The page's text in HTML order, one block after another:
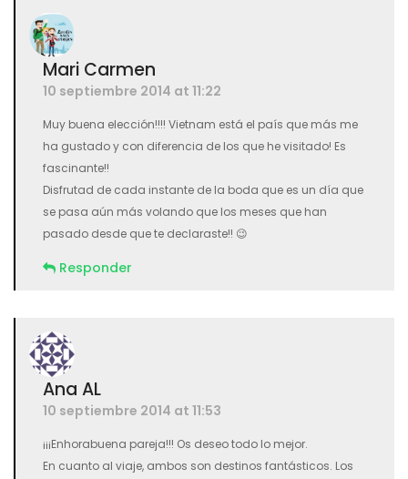
Mari Carmen
10 septiembre 2014 at 11:22
Muy buena elección!!!! Vietnam está el país que más me
ha gustado y con diferencia de los que he visitado! Es
fascinante!!
Disfrutad de cada instante de la boda que es un día que
se pasa aún más volando que los meses que han
pasado desde que te declaraste!! 😉
Responder
Ana AL
10 septiembre 2014 at 11:53
¡¡¡Enhorabuena pareja!!! Os deseo todo lo mejor.
En cuanto al viaje, ambos son destinos fantásticos. Los